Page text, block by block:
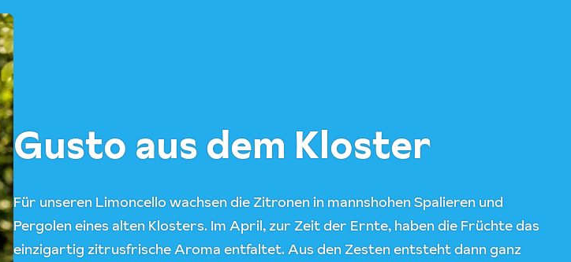
Gusto aus dem Kloster
Für unseren Limoncello wachsen die Zitronen in mannshohen Spalieren und
Pergolen eines alten Klosters. Im April, zur Zeit der Ernte, haben die Früchte das
einzigartig zitrusfrische Aroma entfaltet. Aus den Zesten entsteht dann ganz